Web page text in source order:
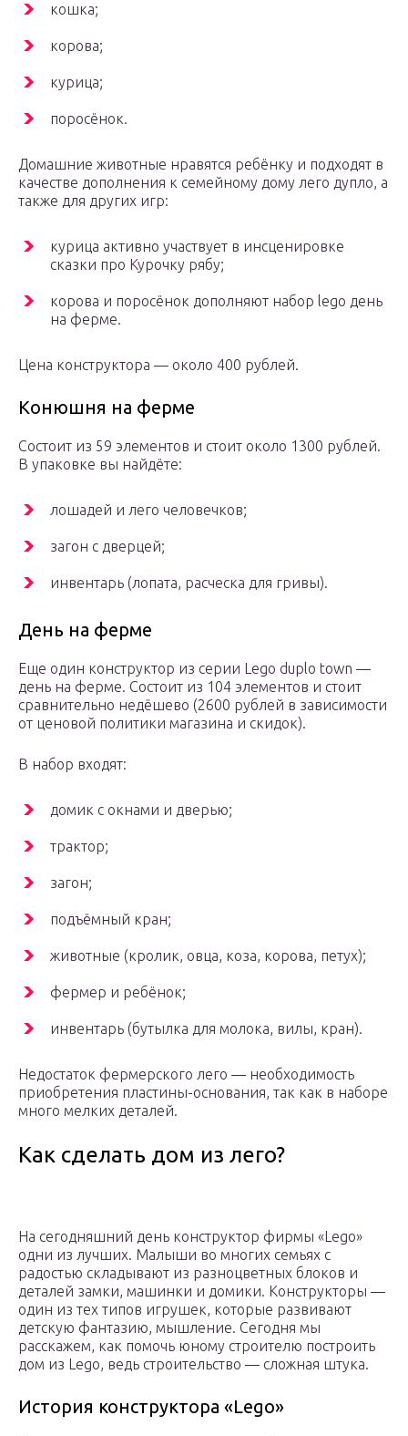
кошка;
корова;
курица;
поросёнок.
Домашние животные нравятся ребёнку и подходят в
качестве дополнения к семейному дому лего дупло, а
также для других игр:
курица активно участвует в инсценировке
сказки про Курочку рябу;
корова и поросёнок дополняют набор lego день
на ферме.
Цена конструктора — около 400 рублей.
Конюшня на ферме
Состоит из 59 элементов и стоит около 1300 рублей.
В упаковке вы найдёте:
лошадей и лего человечков;
загон с дверцей;
инвентарь (лопата, расческа для гривы).
День на ферме
Еще один конструктор из серии Lego duplo town —
день на ферме. Состоит из 104 элементов и стоит
сравнительно недёшево (2600 рублей в зависимости
от ценовой политики магазина и скидок).
В набор входят:
домик с окнами и дверью;
трактор;
загон;
подъёмный кран;
животные (кролик, овца, коза, корова, петух);
фермер и ребёнок;
инвентарь (бутылка для молока, вилы, кран).
Недостаток фермерского лего — необходимость
приобретения пластины-основания, так как в наборе
много мелких деталей.
Как сделать дом из лего?
На сегодняшний день конструктор фирмы «Lego»
одни из лучших. Малыши во многих семьях с
радостью складывают из разноцветных блоков и
деталей замки, машинки и домики. Конструкторы —
один из тех типов игрушек, которые развивают
детскую фантазию, мышление. Сегодня мы
расскажем, как помочь юному строителю построить
дом из Lego, ведь строительство — сложная штука.
История конструктора «Lego»